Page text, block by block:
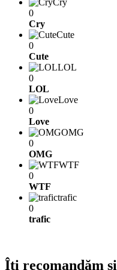
0
Cry
Cute
0
Cute
LOL
0
LOL
Love
0
Love
OMG
0
OMG
WTF
0
WTF
trafic
0
trafic
Îți recomandăm și